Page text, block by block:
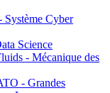
Cyber
Science
- Mécanique des
- Grandes